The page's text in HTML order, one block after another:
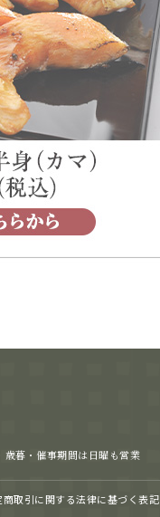
暮・催事期間は日曜も営業
商取引に関する法律に基づく表記